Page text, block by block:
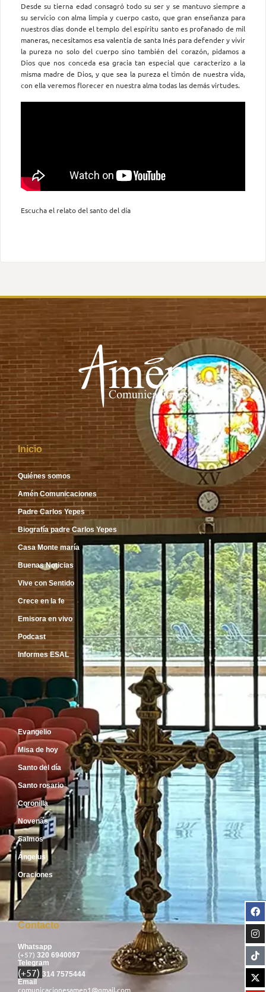
Desde su tierna edad consagró todo su ser y se mantuvo siempre a
su servicio con alma limpia y cuerpo casto, que gran enseñanza para
nuestros días donde el templo del espíritu santo es profanado de mil
maneras, necesitamos esa valentía de santa Inés para defender y vivir
la pureza no solo del cuerpo sino también del corazón, pidamos a
Dios que nos conceda esa gracia tan especial que caracterizo a la
misma madre de Dios, y que sea la pureza el timón de nuestra vida,
con ella veremos florecer en nuestra alma todas las demás virtudes.
Escucha el relato del santo del día
Inicio
Quiénes somos
Amén Comunicaciones
Padre Carlos Yepes
Biografía padre Carlos Yepes
Casa Monte maría
Buenas Noticias
Vive con Sentido
Crece en la fe
Emisora en vivo
Podcast
Informes ESAL
Inicio
Evangelio
Misa de hoy
Santo del día
Santo rosario
Coronilla
Novenas
Salmos
Ángelus
Oraciones
Contacto
Whatsapp
(+57) 320 6940097
Telegram
(+57) 314 7575444
Email
comunicacionesamen1@gmail.com